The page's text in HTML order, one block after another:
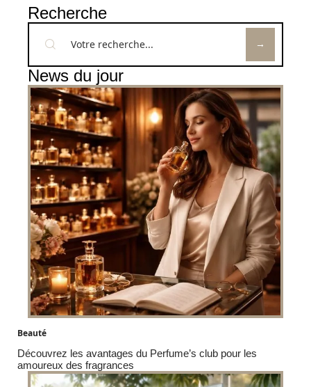
Recherche
News du jour
Beauté
Découvrez les avantages du Perfume’s club pour les
amoureux des fragrances